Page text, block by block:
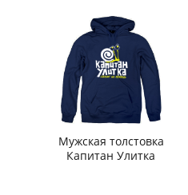
Мужская толстовка
Капитан Улитка